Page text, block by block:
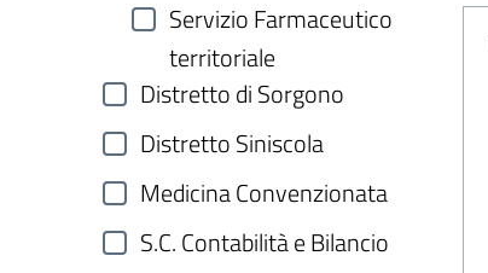
Servizio Farmaceutico
territoriale
Distretto di Sorgono
Distretto Siniscola
Medicina Convenzionata
S.C. Contabilità e Bilancio